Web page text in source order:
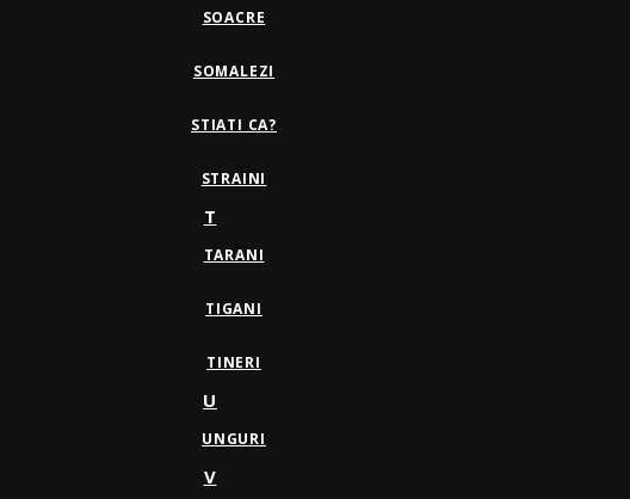
SOACRE
SOMALEZI
STIATI CA?
STRAINI
T
TARANI
TIGANI
TINERI
U
UNGURI
V